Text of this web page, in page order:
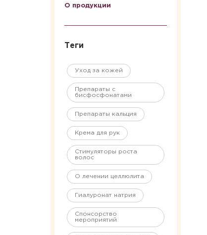
О продукции
Теги
Уход за кожей
Препараты с
бисфосфонатами
Препараты кальция
Крема для рук
Стимуляторы роста
волос
О лечении целлюлита
Гиалуронат натрия
Спонсорство
мероприятий